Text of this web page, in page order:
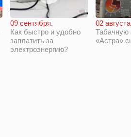
09 сентября.
Как быстро и удобно
заплатить за
электроэнергию?
02
Табачную
«Астра»